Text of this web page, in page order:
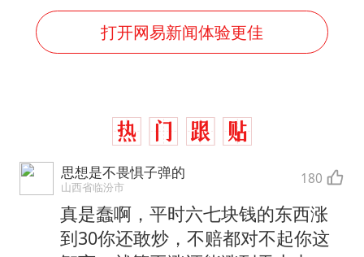
打开网易新闻体验更佳
思想是不畏惧子弹的
山西省临汾市 180
真是蠢啊，平时六七块钱的东西涨
到30你还敢炒，不赔都对不起你这